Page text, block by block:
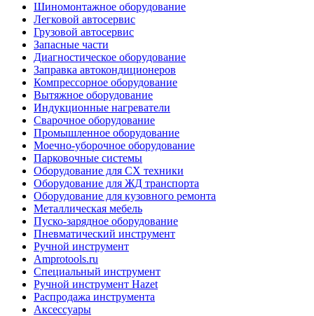
Шиномонтажное оборудование
Легковой автосервис
Грузовой автосервис
Запасные части
Диагностическое оборудование
Заправка автокондиционеров
Компрессорное оборудование
Вытяжное оборудование
Индукционные нагреватели
Сварочное оборудование
Промышленное оборудование
Моечно-уборочное оборудование
Парковочные системы
Оборудование для СХ техники
Оборудование для ЖД транспорта
Оборудование для кузовного ремонта
Металлическая мебель
Пуско-зарядное оборудование
Пневматический инструмент
Ручной инструмент
Amprotools.ru
Специальный инструмент
Ручной инструмент Hazet
Распродажа инструмента
Аксессуары